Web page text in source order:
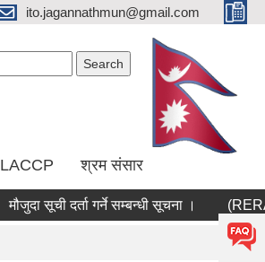
ito.jagannathmun@gmail.com
LACCP श्रम संसार
मौजुदा सूची दर्ता गर्ने सम्बन्धी सूचना ।